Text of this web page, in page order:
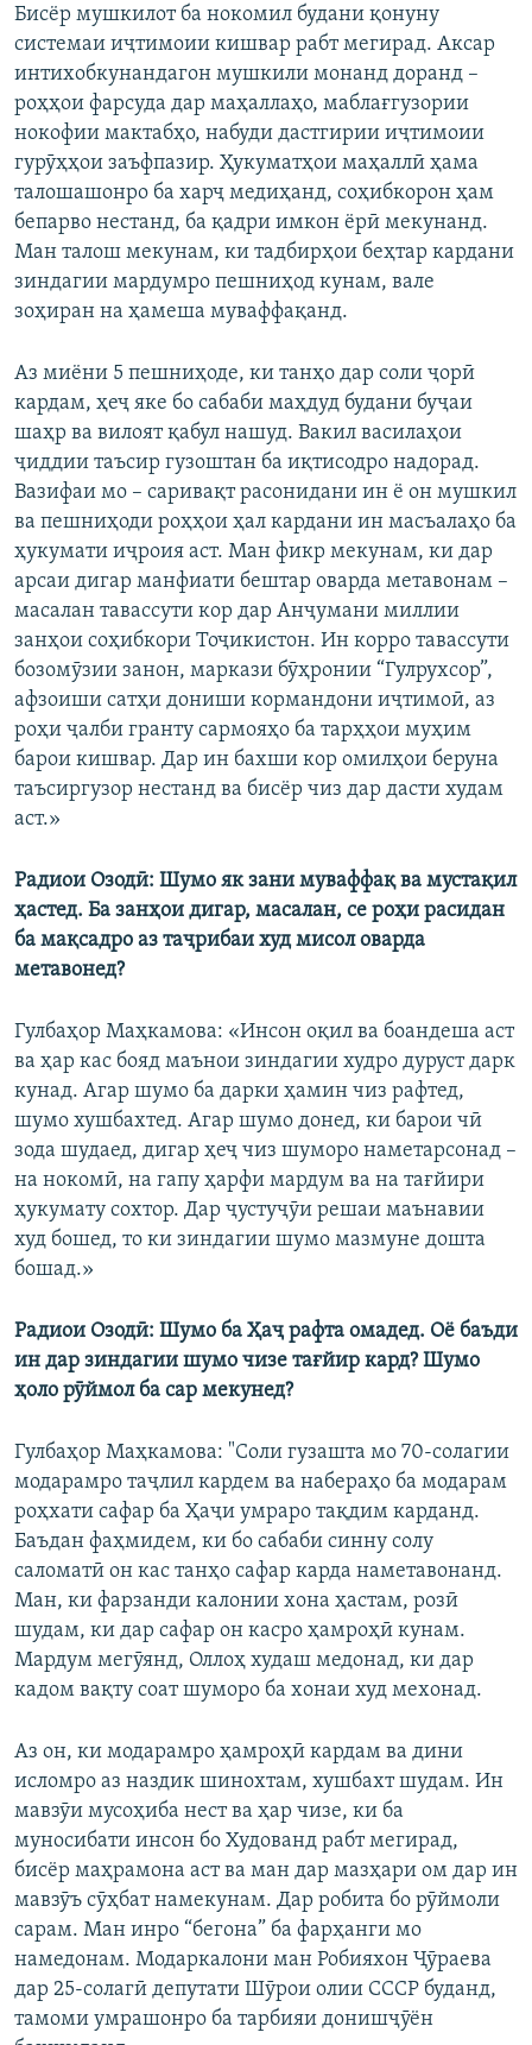
Бисёр мушкилот ба нокомил будани қонуну
системаи иҷтимоии кишвар рабт мегирад. Аксар
интихобкунандагон мушкили монанд доранд –
роҳҳои фарсуда дар маҳаллаҳо, маблағгузории
нокофии мактабҳо, набуди дастгирии иҷтимоии
гурӯҳҳои заъфпазир. Ҳукуматҳои маҳаллӣ ҳама
талошашонро ба харҷ медиҳанд, соҳибкорон ҳам
бепарво нестанд, ба қадри имкон ёрӣ мекунанд.
Ман талош мекунам, ки тадбирҳои беҳтар кардани
зиндагии мардумро пешниҳод кунам, вале
зоҳиран на ҳамеша муваффақанд.
Аз миёни 5 пешниҳоде, ки танҳо дар соли ҷорӣ
кардам, ҳеҷ яке бо сабаби маҳдуд будани буҷаи
шаҳр ва вилоят қабул нашуд. Вакил василаҳои
ҷиддии таъсир гузоштан ба иқтисодро надорад.
Вазифаи мо – саривақт расонидани ин ё он мушкил
ва пешниҳоди роҳҳои ҳал кардани ин масъалаҳо ба
ҳукумати иҷроия аст. Ман фикр мекунам, ки дар
арсаи дигар манфиати бештар оварда метавонам –
масалан тавассути кор дар Анҷумани миллии
занҳои соҳибкори Тоҷикистон. Ин корро тавассути
бозомӯзии занон, маркази бӯҳронии “Гулрухсор”,
афзоиши сатҳи дониши кормандони иҷтимоӣ, аз
роҳи ҷалби гранту сармояҳо ба тарҳҳои муҳим
барои кишвар. Дар ин бахши кор омилҳои беруна
таъсиргузор нестанд ва бисёр чиз дар дасти худам
аст.»
Радиои Озодӣ: Шумо як зани муваффақ ва мустақил
ҳастед. Ба занҳои дигар, масалан, се роҳи расидан
ба мақсадро аз таҷрибаи худ мисол оварда
метавонед?
Гулбаҳор Маҳкамова: «Инсон оқил ва боандеша аст
ва ҳар кас бояд маънои зиндагии худро дуруст дарк
кунад. Агар шумо ба дарки ҳамин чиз рафтед,
шумо хушбахтед. Агар шумо донед, ки барои чӣ
зода шудаед, дигар ҳеҷ чиз шуморо наметарсонад –
на нокомӣ, на гапу ҳарфи мардум ва на тағйири
ҳукумату сохтор. Дар ҷустуҷӯи решаи маънавии
худ бошед, то ки зиндагии шумо мазмуне дошта
бошад.»
Радиои Озодӣ: Шумо ба Ҳаҷ рафта омадед. Оё баъди
ин дар зиндагии шумо чизе тағйир кард? Шумо
ҳоло рӯймол ба сар мекунед?
Гулбаҳор Маҳкамова: "Соли гузашта мо 70-солагии
модарамро таҷлил кардем ва набераҳо ба модарам
роҳхати сафар ба Ҳаҷи умраро тақдим карданд.
Баъдан фаҳмидем, ки бо сабаби синну солу
саломатӣ он кас танҳо сафар карда наметавонанд.
Ман, ки фарзанди калонии хона ҳастам, розӣ
шудам, ки дар сафар он касро ҳамроҳӣ кунам.
Мардум мегӯянд, Оллоҳ худаш медонад, ки дар
кадом вақту соат шуморо ба хонаи худ мехонад.
Аз он, ки модарамро ҳамроҳӣ кардам ва дини
исломро аз наздик шинохтам, хушбахт шудам. Ин
мавзӯи мусоҳиба нест ва ҳар чизе, ки ба
муносибати инсон бо Худованд рабт мегирад,
бисёр маҳрамона аст ва ман дар мазҳари ом дар ин
мавзӯъ сӯҳбат намекунам. Дар робита бо рӯймоли
сарам. Ман инро “бегона” ба фарҳанги мо
намедонам. Модаркалони ман Робияхон Ҷӯраева
дар 25-солагӣ депутати Шӯрои олии СССР буданд,
тамоми умрашонро ба тарбияи донишҷӯён